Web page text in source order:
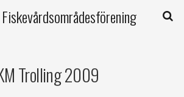
Trolling 2009